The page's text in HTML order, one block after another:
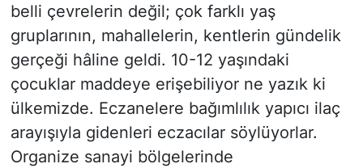
belli çevrelerin değil; çok farklı yaş
gruplarının, mahallelerin, kentlerin gündelik
gerçeği hâline geldi. 10-12 yaşındaki
çocuklar maddeye erişebiliyor ne yazık ki
ülkemizde. Eczanelere bağımlılık yapıcı ilaç
arayışıyla gidenleri eczacılar söylüyorlar.
Organize sanayi bölgelerinde